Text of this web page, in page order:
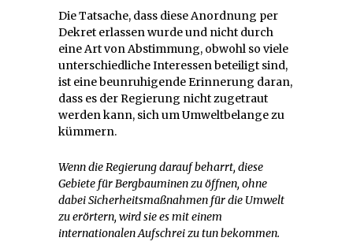
Die Tatsache, dass diese Anordnung per
Dekret erlassen wurde und nicht durch
eine Art von Abstimmung, obwohl so viele
unterschiedliche Interessen beteiligt sind,
ist eine beunruhigende Erinnerung daran,
dass es der Regierung nicht zugetraut
werden kann, sich um Umweltbelange zu
kümmern.
Wenn die Regierung darauf beharrt, diese
Gebiete für Bergbauminen zu öffnen, ohne
dabei Sicherheitsmaßnahmen für die Umwelt
zu erörtern, wird sie es mit einem
internationalen Aufschrei zu tun bekommen.